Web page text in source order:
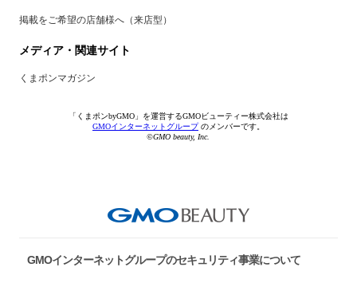
掲載をご希望の店舗様へ（来店型）
メディア・関連サイト
くまポンマガジン
「くまポンbyGMO」を運営するGMOビューティー株式会社は
GMOインターネットグループのメンバーです。
©GMO beauty, Inc.
GMOインターネットグループのセキュリティ事業について